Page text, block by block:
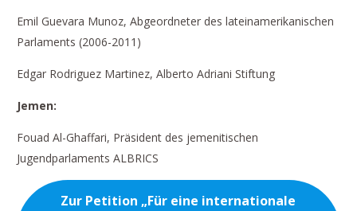
Emil Guevara Munoz, Abgeordneter des lateinamerikanischen
Parlaments (2006-2011)
Edgar Rodriguez Martinez, Alberto Adriani Stiftung
Jemen:
Fouad Al-Ghaffari, Präsident des jemenitischen
Jugendparlaments ALBRICS
Zur Petition „Für eine internationale